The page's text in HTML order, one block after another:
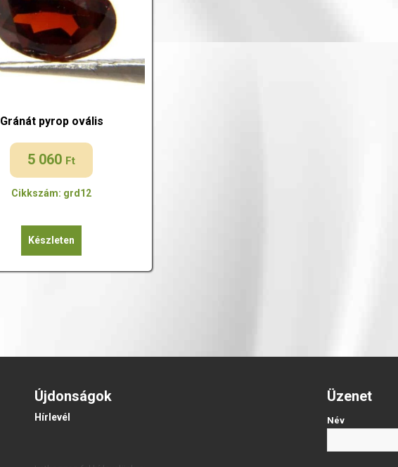
Gránát pyrop ovális
5 060 Ft
Cikkszám: grd12
Készleten
Újdonságok
Hírlevél
Üzenet
Név